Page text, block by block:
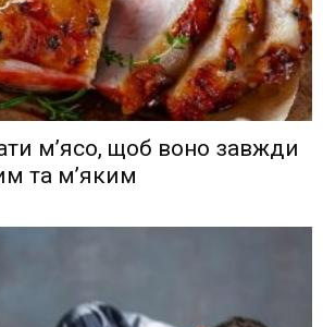
м’ясо, щоб воно завжди
та м’яким